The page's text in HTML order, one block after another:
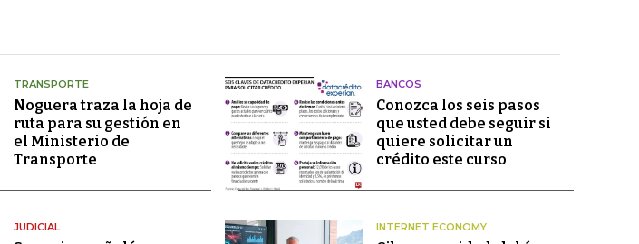
TRANSPORTE
Noguera traza la hoja de
ruta para su gestión en
el Ministerio de
Transporte
BANCOS
Conozca los seis pasos
que usted debe seguir si
quiere solicitar un
crédito este curso
JUDICIAL INTERNET ECONOMY